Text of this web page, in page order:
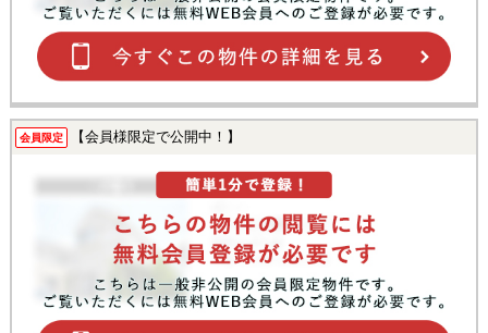
会員限定 【会員様限定で公開中！】